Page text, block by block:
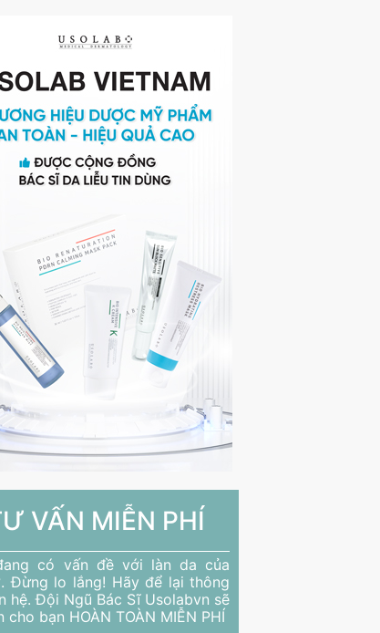
VẤN MIỄN PHÍ
có vấn đề với làn da của
Đừng lo lắng! Hãy để lại thông
hệ. Đội Ngũ Bác Sĩ Usolabvn sẽ
cho bạn HOÀN TOÀN MIỄN PHÍ